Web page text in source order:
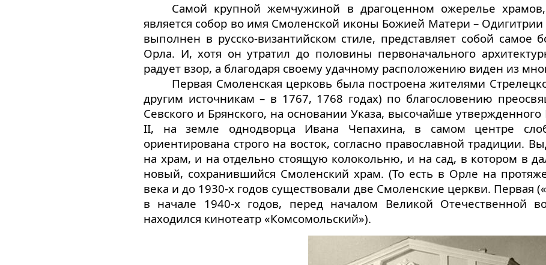
Самой крупной жемчужиной в драгоценном ожерелье
является собор во имя Смоленской иконы Божией Матери –
выполнен в русско-византийском стиле, представляет собой самое
Орла. И, хотя он утратил до половины первоначального
радует взор, а благодаря своему удачному расположению виден из
Первая Смоленская церковь была построена жителями
другим источникам – в 1767, 1768 годах) по благословению
Севского и Брянского, на основании Указа, высочайше
II, на земле однодворца Ивана Чепахина, в самом центре
ориентирована строго на восток, согласно православной традиции.
на храм, и на отдельно стоящую колокольню, и на сад, в котором в
новый, сохранившийся Смоленский храм. (То есть в Орле на
века и до 1930-х годов существовали две Смоленские церкви. Первая
в начале 1940-х годов, перед началом Великой Отечественной
находился кинотеатр «Комсомольский»).